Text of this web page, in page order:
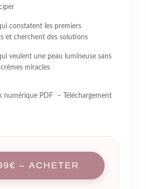
constatent les premiers
et cherchent des solutions
veulent une peau lumineuse sans
miracles
numérique PDF – Téléchargement
– ACHETER